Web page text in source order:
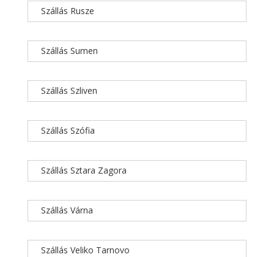
Szállás Rusze
Szállás Sumen
Szállás Szliven
Szállás Szófia
Szállás Sztara Zagora
Szállás Várna
Szállás Veliko Tarnovo